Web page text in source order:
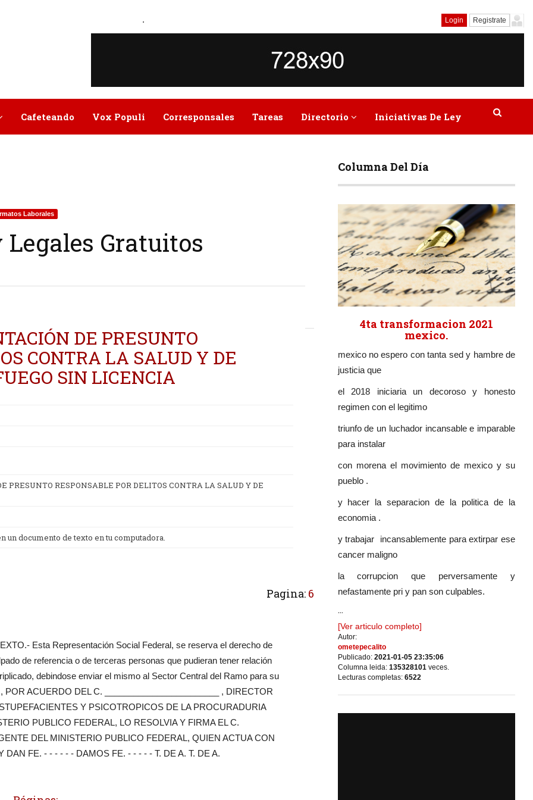
. Login Registrate
Cafeteando Vox Populi Corresponsales Tareas Directorio Iniciativas De Ley
Laborales
Gratuitos
DE PRESUNTO
CONTRA LA SALUD Y DE
SIN LICENCIA
PRESUNTO RESPONSABLE POR DELITOS CONTRA LA SALUD Y DE
un documento de texto en tu computadora.
Pagina: 6
Esta Representación Social Federal, se reserva el derecho de
de referencia o de terceras personas que pudieran tener relación
debindose enviar el mismo al Sector Central del Ramo para su
ACUERDO DEL C. ________________________ , DIRECTOR
Y PSICOTROPICOS DE LA PROCURADURIA
PUBLICO FEDERAL, LO RESOLVIA Y FIRMA EL C.
DEL MINISTERIO PUBLICO FEDERAL, QUIEN ACTUA CON
FE. - - - - - - DAMOS FE. - - - - - T. DE A. T. DE A.
Columna Del Día
4ta transformacion 2021
mexico.
mexico no espero con tanta sed y hambre de
justicia que
el 2018 iniciaria un decoroso y honesto
regimen con el legitimo
triunfo de un luchador incansable e imparable
para instalar
con morena el movimiento de mexico y su
pueblo .
y hacer la separacion de la politica de la
economia .
y trabajar incansablemente para extirpar ese
cancer maligno
la corrupcion que perversamente y
nefastamente pri y pan son culpables.
...
[Ver articulo completo]
Autor:
ometepecalito
Publicado: 2021-01-05 23:35:06
Columna leida: 135328101 veces.
Lecturas completas: 6522